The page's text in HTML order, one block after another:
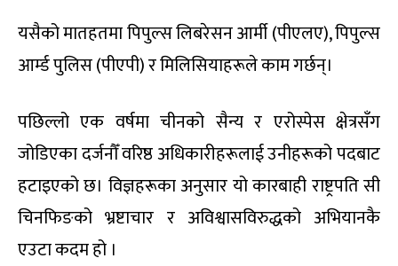
यसैको मातहतमा पिपुल्स लिबरेसन आर्मी (पीएलए), पिपुल्स
आर्म्ड पुलिस (पीएपी) र मिलिसियाहरूले काम गर्छन्।
पछिल्लो एक वर्षमा चीनको सैन्य र एरोस्पेस क्षेत्रसँग
जोडिएका दर्जनौँ वरिष्ठ अधिकारीहरूलाई उनीहरूको पदबाट
हटाइएको छ। विज्ञहरूका अनुसार यो कारबाही राष्ट्रपति सी
चिनफिङको भ्रष्टाचार र अविश्वासविरुद्धको अभियानकै
एउटा कदम हो ।